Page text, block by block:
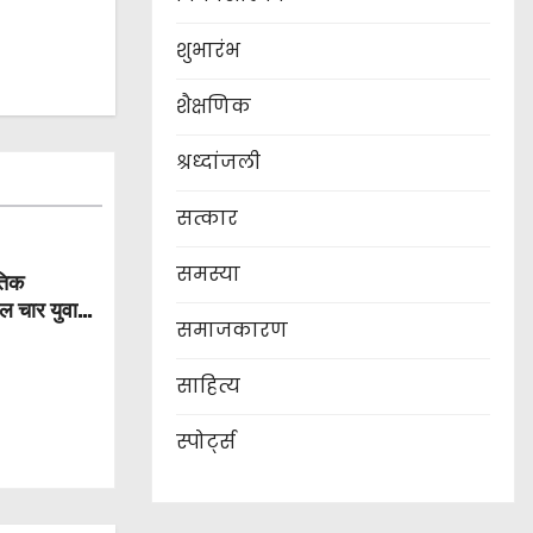
चार युवा
शुभारंभ
शैक्षणिक
श्रध्दांजली
सत्कार
समस्या
समाजकारण
साहित्य
स्पोर्ट्स